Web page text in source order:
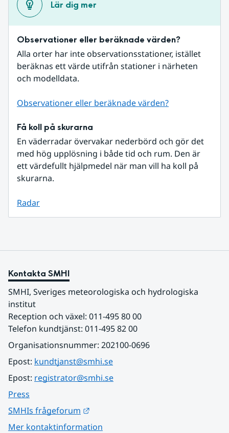
Lär dig mer
Observationer eller beräknade värden?
Alla orter har inte observationsstationer, istället
beräknas ett värde utifrån stationer i närheten
och modelldata.
Observationer eller beräknade värden?
Få koll på skurarna
En väderradar övervakar nederbörd och gör det
med hög upplösning i både tid och rum. Den är
ett värdefullt hjälpmedel när man vill ha koll på
skurarna.
Radar
Kontakta SMHI
SMHI, Sveriges meteorologiska och hydrologiska
institut
Reception och växel: 011-495 80 00
Telefon kundtjänst: 011-495 82 00
Organisationsnummer: 202100-0696
Epost: kundtjanst@smhi.se
Epost: registrator@smhi.se
Press
SMHIs frågeforum
Mer kontaktinformation